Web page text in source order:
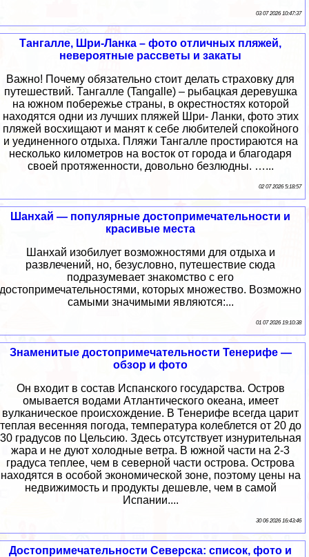
03 07 2026 10:47:37
Тангалле, Шри-Ланка – фото отличных пляжей,
невероятные рассветы и закаты
Важно! Почему обязательно стоит делать страховку для
путешествий. Тангалле (Tangalle) – рыбацкая деревушка
на южном побережье страны, в окрестностях которой
находятся одни из лучших пляжей Шри- Ланки, фото этих
пляжей восхищают и манят к себе любителей спокойного
и уединенного отдыха. Пляжи Тангалле простираются на
несколько километров на восток от города и благодаря
своей протяженности, довольно безлюдны. …...
02 07 2026 5:18:57
Шанхай — популярные достопримечательности и
красивые места
Шанхай изобилует возможностями для отдыха и
развлечений, но, безусловно, путешествие сюда
подразумевает знакомство с его
достопримечательностями, которых множество. Возможно
самыми значимыми являются:...
01 07 2026 19:10:38
Знаменитые достопримечательности Тенерифе —
обзор и фото
Он входит в состав Испанского государства. Остров
омывается водами Атлантического океана, имеет
вулканическое происхождение. В Тенерифе всегда царит
теплая весенняя погода, температура колеблется от 20 до
30 градусов по Цельсию. Здесь отсутствует изнурительная
жара и не дуют холодные ветра. В южной части на 2-3
градуса теплее, чем в северной части острова. Острова
находятся в особой экономической зоне, поэтому цены на
недвижимость и продукты дешевле, чем в самой
Испании....
30 06 2026 16:43:46
Достопримечательности Северска: список, фото и